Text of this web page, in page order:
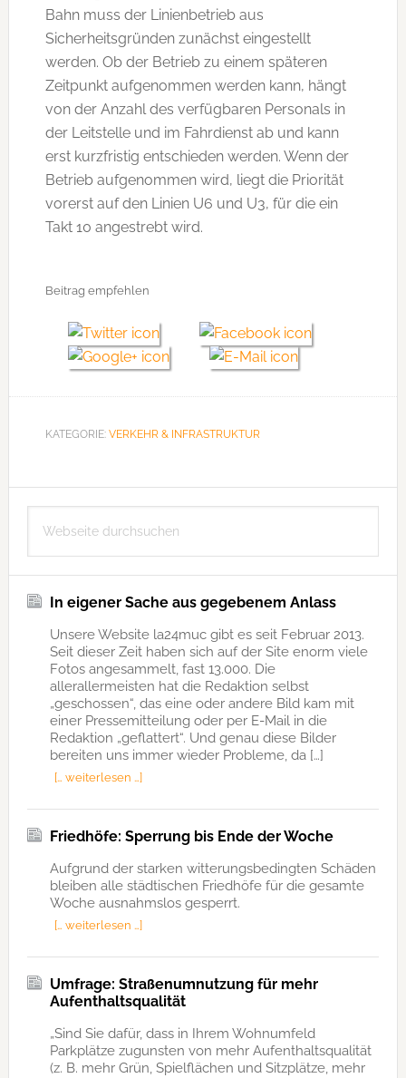
Bahn muss der Linienbetrieb aus
Sicherheitsgründen zunächst eingestellt
werden. Ob der Betrieb zu einem späteren
Zeitpunkt aufgenommen werden kann, hängt
von der Anzahl des verfügbaren Personals in
der Leitstelle und im Fahrdienst ab und kann
erst kurzfristig entschieden werden. Wenn der
Betrieb aufgenommen wird, liegt die Priorität
vorerst auf den Linien U6 und U3, für die ein
Takt 10 angestrebt wird.
Beitrag empfehlen
KATEGORIE: VERKEHR & INFRASTRUKTUR
Seitenspalte
durchsuchen
In eigener Sache aus gegebenem Anlass
Unsere Website la24muc gibt es seit Februar 2013.
Seit dieser Zeit haben sich auf der Site enorm viele
Fotos angesammelt, fast 13.000. Die
allerallermeisten hat die Redaktion selbst
„geschossen“, das eine oder andere Bild kam mit
einer Pressemitteilung oder per E-Mail in die
Redaktion „geflattert“. Und genau diese Bilder
bereiten uns immer wieder Probleme, da […]
[… weiterlesen …]
Friedhöfe: Sperrung bis Ende der Woche
Aufgrund der starken witterungsbedingten Schäden
bleiben alle städtischen Friedhöfe für die gesamte
Woche ausnahmslos gesperrt.
[… weiterlesen …]
Umfrage: Straßenumnutzung für mehr
Aufenthaltsqualität
„Sind Sie dafür, dass in Ihrem Wohnumfeld
Parkplätze zugunsten von mehr Aufenthaltsqualität
(z. B. mehr Grün, Spielflächen und Sitzplätze, mehr